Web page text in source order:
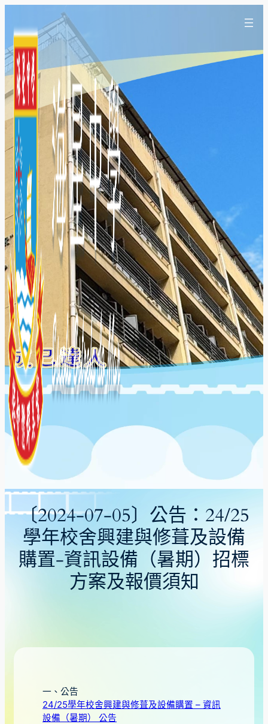
〔2024-07-05〕公告：24/25
學年校舍興建與修葺及設備
購置-資訊設備（暑期）招標
方案及報價須知
一、公告
24/25學年校舍興建與修葺及設備購置 – 資訊
設備（暑期） 公告